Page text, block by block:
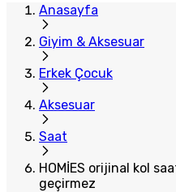
Anasayfa
Giyim & Aksesuar
Erkek Çocuk
Aksesuar
Saat
HOMİES orijinal kol
geçirmez